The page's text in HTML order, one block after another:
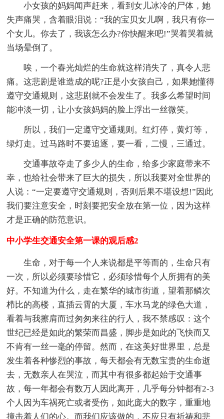
小女孩的妈妈闻声赶来，看到女儿冰冷的尸体，她
失声痛哭，含着眼泪说：“我的宝贝女儿啊，我只有你一
个女儿。你去了，我该怎么办?你快醒来吧!”哭着哭着就
当场晕倒了。
唉，一个春光灿烂的生命就这样消失了，真令人悲
痛。这悲剧是谁造成的呢?正是小女孩自己，如果她懂得
遵守交通规则，这悲剧就不会发生了。我多么希望时间
能冲淡一切，让小女孩妈妈的脸上浮出一丝微笑。
所以，我们一定遵守交通规则。红灯停，黄灯等，
绿灯走。过马路时不要追逐，要一看，二慢，三通过。
交通事故夺走了多少人的生命，给多少家庭带来不
幸，也给社会带来了巨大的损失，所以我要对全世界的
人说：“一定要遵守交通规则，否则后果不堪设想!”因此
我们要注意安全，时刻要把安全放在第一位，因为这样
才是正确的防范意识。
中小学生交通安全第一课的观后感2
生命，对于每一个人来说都是平等而的，生命只有
一次，所以必须要珍惜它，必须珍惜每个人所拥有的美
好。不知道为什么，走在繁华的城市街道，望着那鳞次
栉比的高楼，直插云霄的大厦，车水马龙的绿色大道，
看着与我擦肩而过匆匆来往的行人，我不禁感叹：这个
世纪已经是如此的繁荣而昌盛，脚步是如此的飞快而又
不肯有一丝一毫的停留。然而，在这美好世界里，总是
发生着各种惨烈的事故，每天都会有无数宝贵的生命逝
去，无数亲人在哭泣，而其中有很多都起始于交通事
故，每一年都会有数万人因此离开，几乎每分钟都有2-3
个人因为车祸死亡或者受伤，如此庞大的数字，重重地
撞击着人们的心。而我们应该做的，不应只有祈祷和悲